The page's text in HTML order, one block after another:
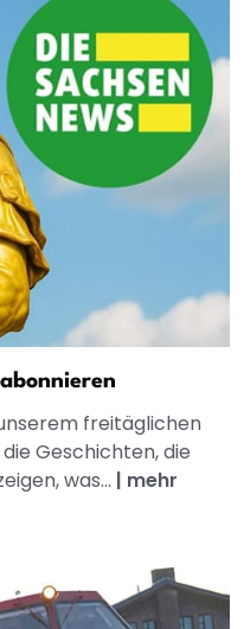
freitäglichen
Geschichten, die
was... | mehr